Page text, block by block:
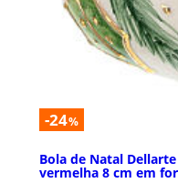
-24%
Bola de Natal
vermelha 8 cm em